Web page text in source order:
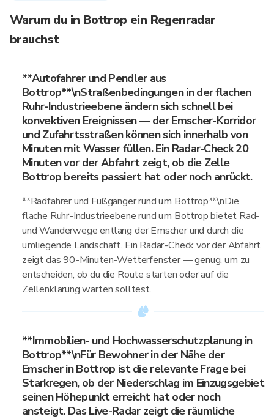
Warum du in Bottrop ein Regenradar
brauchst
**Autofahrer und Pendler aus
Bottrop**\nStraßenbedingungen in der flachen
Ruhr-Industrieebene ändern sich schnell bei
konvektiven Ereignissen — der Emscher-Korridor
und Zufahrtsstraßen können sich innerhalb von
Minuten mit Wasser füllen. Ein Radar-Check 20
Minuten vor der Abfahrt zeigt, ob die Zelle
Bottrop bereits passiert hat oder noch anrückt.
**Radfahrer und Fußgänger rund um Bottrop**\nDie
flache Ruhr-Industrieebene rund um Bottrop bietet Rad-
und Wanderwege entlang der Emscher und durch die
umliegende Landschaft. Ein Radar-Check vor der Abfahrt
zeigt das 90-Minuten-Wetterfenster — genug, um zu
entscheiden, ob du die Route starten oder auf die
Zellenklarung warten solltest.
**Immobilien- und Hochwasserschutzplanung in
Bottrop**\nFür Bewohner in der Nähe der
Emscher in Bottrop ist die relevante Frage bei
Starkregen, ob der Niederschlag im Einzugsgebiet
seinen Höhepunkt erreicht hat oder noch
ansteigt. Das Live-Radar zeigt die räumliche